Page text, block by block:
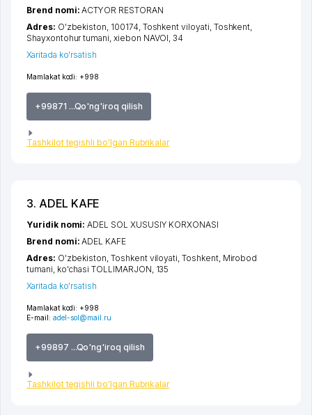
Mamlakat kodi: +998
+99871 ...Qo'ng'iroq qilish
Tashkilot tegishli bo'lgan Rubrikalar
Brend nomi:ACTYOR RESTORAN
Adres: O'zbekiston, 100174, Toshkent viloyati, Toshkent,
Shayxontohur tumani, xiеbon NAVOI, 34
Xaritada ko'rsatish
3. ADEL KAFE
Mamlakat kodi: +998
E-mail: adel-sol@mail.ru
+99897 ...Qo'ng'iroq qilish
Tashkilot tegishli bo'lgan Rubrikalar
Yuridik nomi:ADEL SOL XUSUSIY KORXONASI
Brend nomi:ADEL KAFE
Adres: O'zbekiston,Toshkent viloyati,Toshkent, Mirobod
tumani, ko'chasi TOLLIMARJON, 135
Xaritada ko'rsatish